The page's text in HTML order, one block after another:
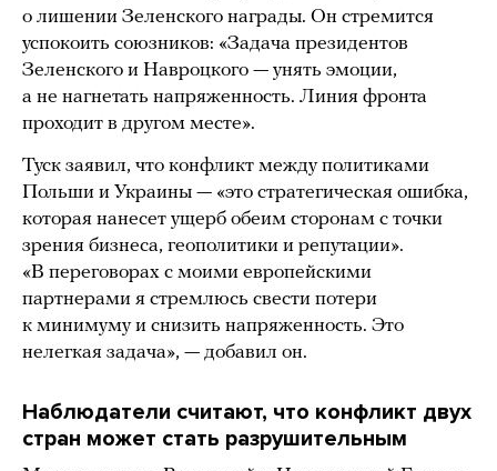
о лишении Зеленского награды. Он стремится
успокоить союзников: «Задача президентов
Зеленского и Навроцкого — унять эмоции,
а не нагнетать напряженность. Линия фронта
проходит в другом месте».
Туск заявил, что конфликт между политиками
Польши и Украины — «это стратегическая ошибка,
которая нанесет ущерб обеим сторонам с точки
зрения бизнеса, геополитики и репутации».
«В переговорах с моими европейскими
партнерами я стремлюсь свести потери
к минимуму и снизить напряженность. Это
нелегкая задача», — добавил он.
Наблюдатели считают, что конфликт двух
стран может стать разрушительным